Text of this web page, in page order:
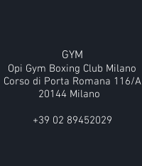
GYM
Opi Gym Boxing Club Milano
Corso di Porta Romana 116/A
20144 Milano
+39 02 89452029